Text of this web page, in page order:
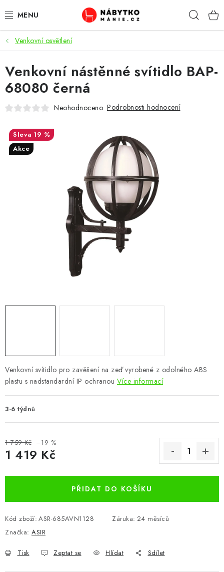
na
OBÝVACÍ POKOJ
KUCHYŇ A JÍDELNA
LOŽNICE
KANCELÁŘ / PRACOVNA
CHOVATELSKÉ POTŘEBY
DOPLŇKY A DEKORACE
OSTATNÍ
VÝPRODEJ
Vše o nákupu Info
Reklamace a odstoupení od smlouvy
Venkovní osvětlení
Venkovní svítidlo pro zavěšení na zeď vyrobené z odolného ABS
plastu s nadstandardní IP ochranou Více informací
3-6 týdnů
1 759 Kč –19 %
1 419 Kč
PŘIDAT DO KOŠÍKU
Kód zboží: ASR-685AVN1128 Záruka: 24 měsíců
Značka: ASIR
Tisk Zeptat se Hlídat Sdílet
Venkovní nástěnné svítidlo BAP-
68080 černá
Neohodnoceno Podrobnosti hodnocení
19 %
Akce